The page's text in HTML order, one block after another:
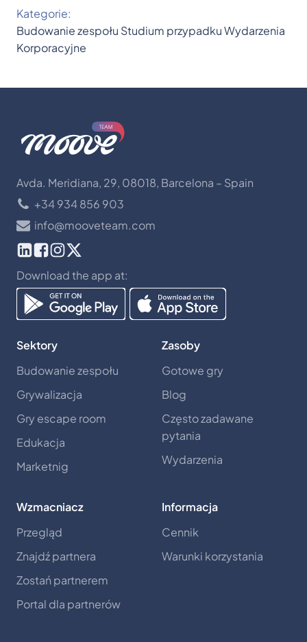
Kategorie:
Budowanie zespołu Studium przypadkuWydarzenia
Korporacyjne
Avda. Meridiana, 29, 08018, Barcelona – Spain
+34 934 856 903
info@mooveteam.com
Download the app at:
Sektory
Budowanie zespołu
Grywalizacja
Gry escape room
Edukacja
Marketnig
Zasoby
Gotowe gry
Blog
Często zadawane
pytania
Wydarzenia
Wzmacniacz
Przegląd
Znajdź partnera
Zostań partnerem
Portal dla partnerów
Informacja
Cennik
Warunki korzystania